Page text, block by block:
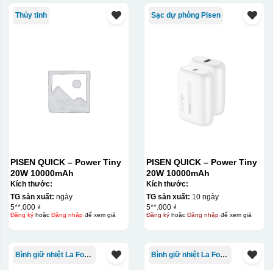
Decal được in xong, sẽ có 1 nền vàng phía dưới
Thủy tinh
PISEN QUICK – Power Tiny
20W 10000mAh
Kích thước:
TG sản xuất: ngày
5**.000 ₫
Đăng kýhoặc Đăng nhậpđể xem giá
Sạc dự phòng Pisen
PISEN QUICK – Power Tiny
20W 10000mAh
Kích thước:
TG sản xuất: 10 ngày
5**.000 ₫
Đăng kýhoặc Đăng nhậpđể xem giá
Bình giữ nhiệt La Fonte Bình giữ nhiệt La Fonte